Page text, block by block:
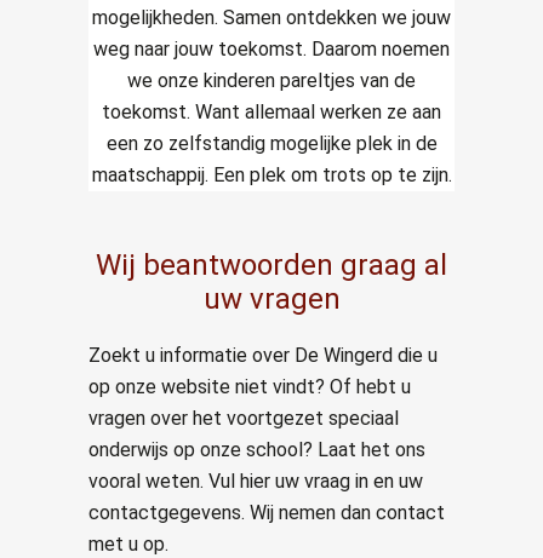
mogelijkheden. Samen ontdekken we jouw
weg naar jouw toekomst. Daarom noemen
we onze kinderen pareltjes van de
toekomst. Want allemaal werken ze aan
een zo zelfstandig mogelijke plek in de
maatschappij. Een plek om trots op te zijn.
Wij beantwoorden graag al
uw vragen
Zoekt u informatie over De Wingerd die u
op onze website niet vindt? Of hebt u
vragen over het voortgezet speciaal
onderwijs op onze school? Laat het ons
vooral weten. Vul hier uw vraag in en uw
contactgegevens. Wij nemen dan contact
met u op.